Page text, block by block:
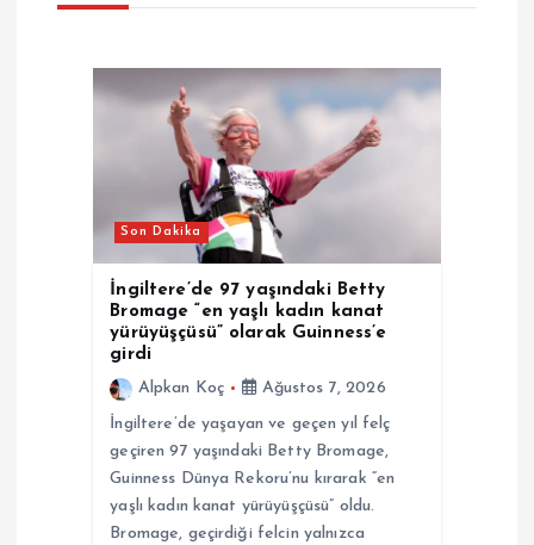
z
Son Dakika
İngiltere’de 97 yaşındaki Betty
Bromage “en yaşlı kadın kanat
yürüyüşçüsü” olarak Guinness’e
girdi
Alpkan Koç
Ağustos 7, 2026
İngiltere’de yaşayan ve geçen yıl felç
geçiren 97 yaşındaki Betty Bromage,
Guinness Dünya Rekoru’nu kırarak “en
yaşlı kadın kanat yürüyüşçüsü” oldu.
Bromage, geçirdiği felcin yalnızca